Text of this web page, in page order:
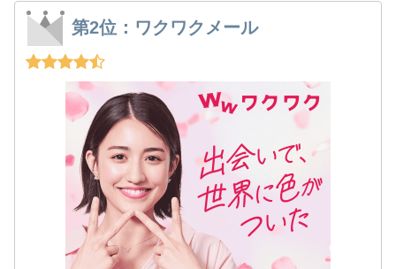
第2位：ワクワクメール